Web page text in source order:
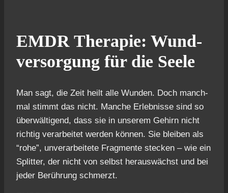
EMDR The­ra­pie: Wund­
ver­sor­gung für die See­le
Man sagt, die Zeit heilt alle Wun­den. Doch manch­
mal stimmt das nicht. Man­che Erleb­nis­se sind so
über­wäl­ti­gend, dass sie in unse­rem Gehirn nicht
rich­tig ver­ar­bei­tet wer­den kön­nen. Sie blei­ben als
“rohe”, unver­ar­bei­te­te Frag­men­te ste­cken – wie ein
Split­ter, der nicht von selbst her­aus­wächst und bei
jeder Berüh­rung schmerzt.